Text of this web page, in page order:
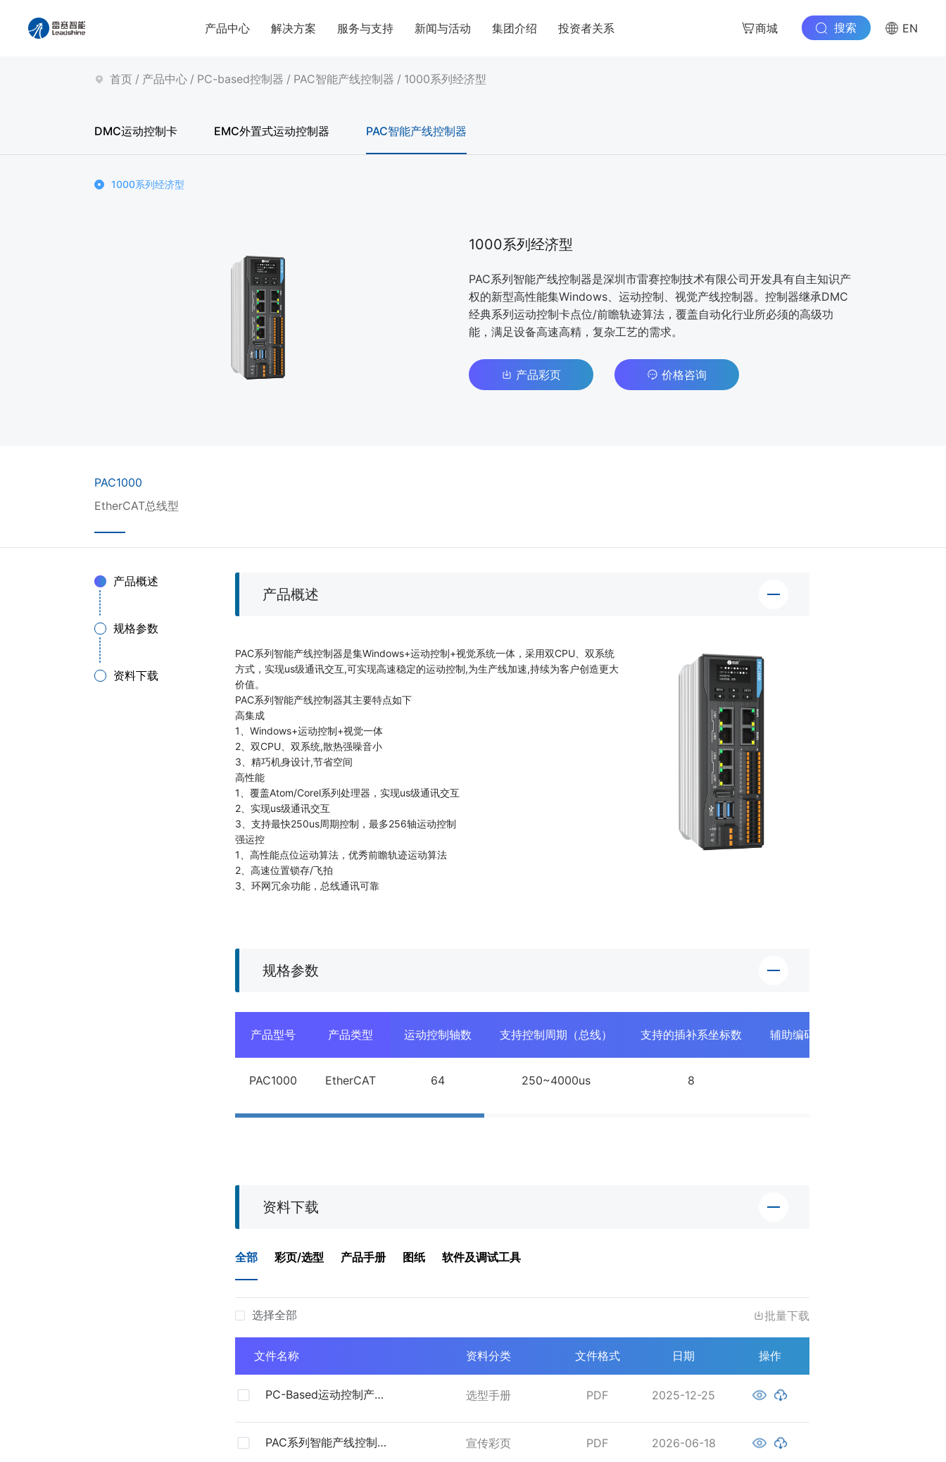
产品中心 解决方案 服务与支持 新闻与活动 集团介绍 投资者关系 商城 搜索 EN
首页 / 产品中心 / PC-based控制器 / PAC智能产线控制器 / 1000系列经济型
DMC运动控制卡 EMC外置式运动控制器 PAC智能产线控制器
1000系列经济型
1000系列经济型
PAC系列智能产线控制器是深圳市雷赛控制技术有限公司开发具有自主知识产
权的新型高性能集Windows、运动控制、视觉产线控制器。控制器继承DMC
经典系列运动控制卡点位/前瞻轨迹算法，覆盖自动化行业所必须的高级功
能，满足设备高速高精，复杂工艺的需求。
产品彩页 价格咨询
PAC1000
EtherCAT总线型
产品概述
规格参数
资料下载
产品概述
PAC系列智能产线控制器是集Windows+运动控制+视觉系统一体，采用双CPU、双系统
方式，实现us级通讯交互,可实现高速稳定的运动控制,为生产线加速,持续为客户创造更大
价值。
PAC系列智能产线控制器其主要特点如下
高集成
1、Windows+运动控制+视觉一体
2、双CPU、双系统,散热强噪音小
3、精巧机身设计,节省空间
高性能
1、覆盖Atom/Corel系列处理器，实现us级通讯交互
2、实现us级通讯交互
3、支持最快250us周期控制，最多256轴运动控制
强运控
1、高性能点位运动算法，优秀前瞻轨迹运动算法
2、高速位置锁存/飞拍
3、环网冗余功能，总线通讯可靠
规格参数
产品型号 产品类型 运动控制轴数 支持控制周期（总线） 支持的插补系坐标数 辅助编码器信号输入个数
PAC1000 EtherCAT 64 250~4000us 8
资料下载
全部 彩页/选型 产品手册 图纸 软件及调试工具
选择全部 批量下载
文件名称 资料分类 文件格式 日期 操作
PC-Based运动控制产品
选型手册 PDF 2025-12-25
PAC系列智能产线控制
宣传彩页 PDF 2026-06-18